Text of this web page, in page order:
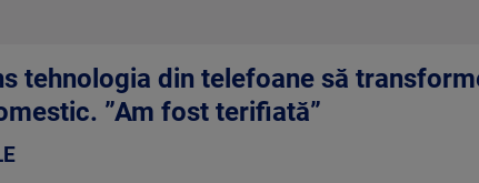
tehnologia din telefoane să
”Am fost terifiată”